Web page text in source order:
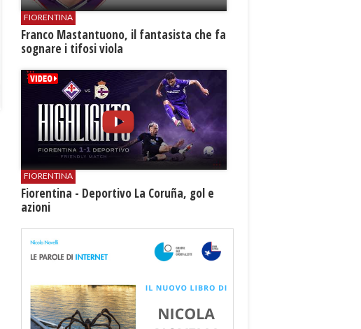
FIORENTINA
Franco Mastantuono, il fantasista che fa
sognare i tifosi viola
FIORENTINA
Fiorentina - Deportivo La Coruña, gol e
azioni